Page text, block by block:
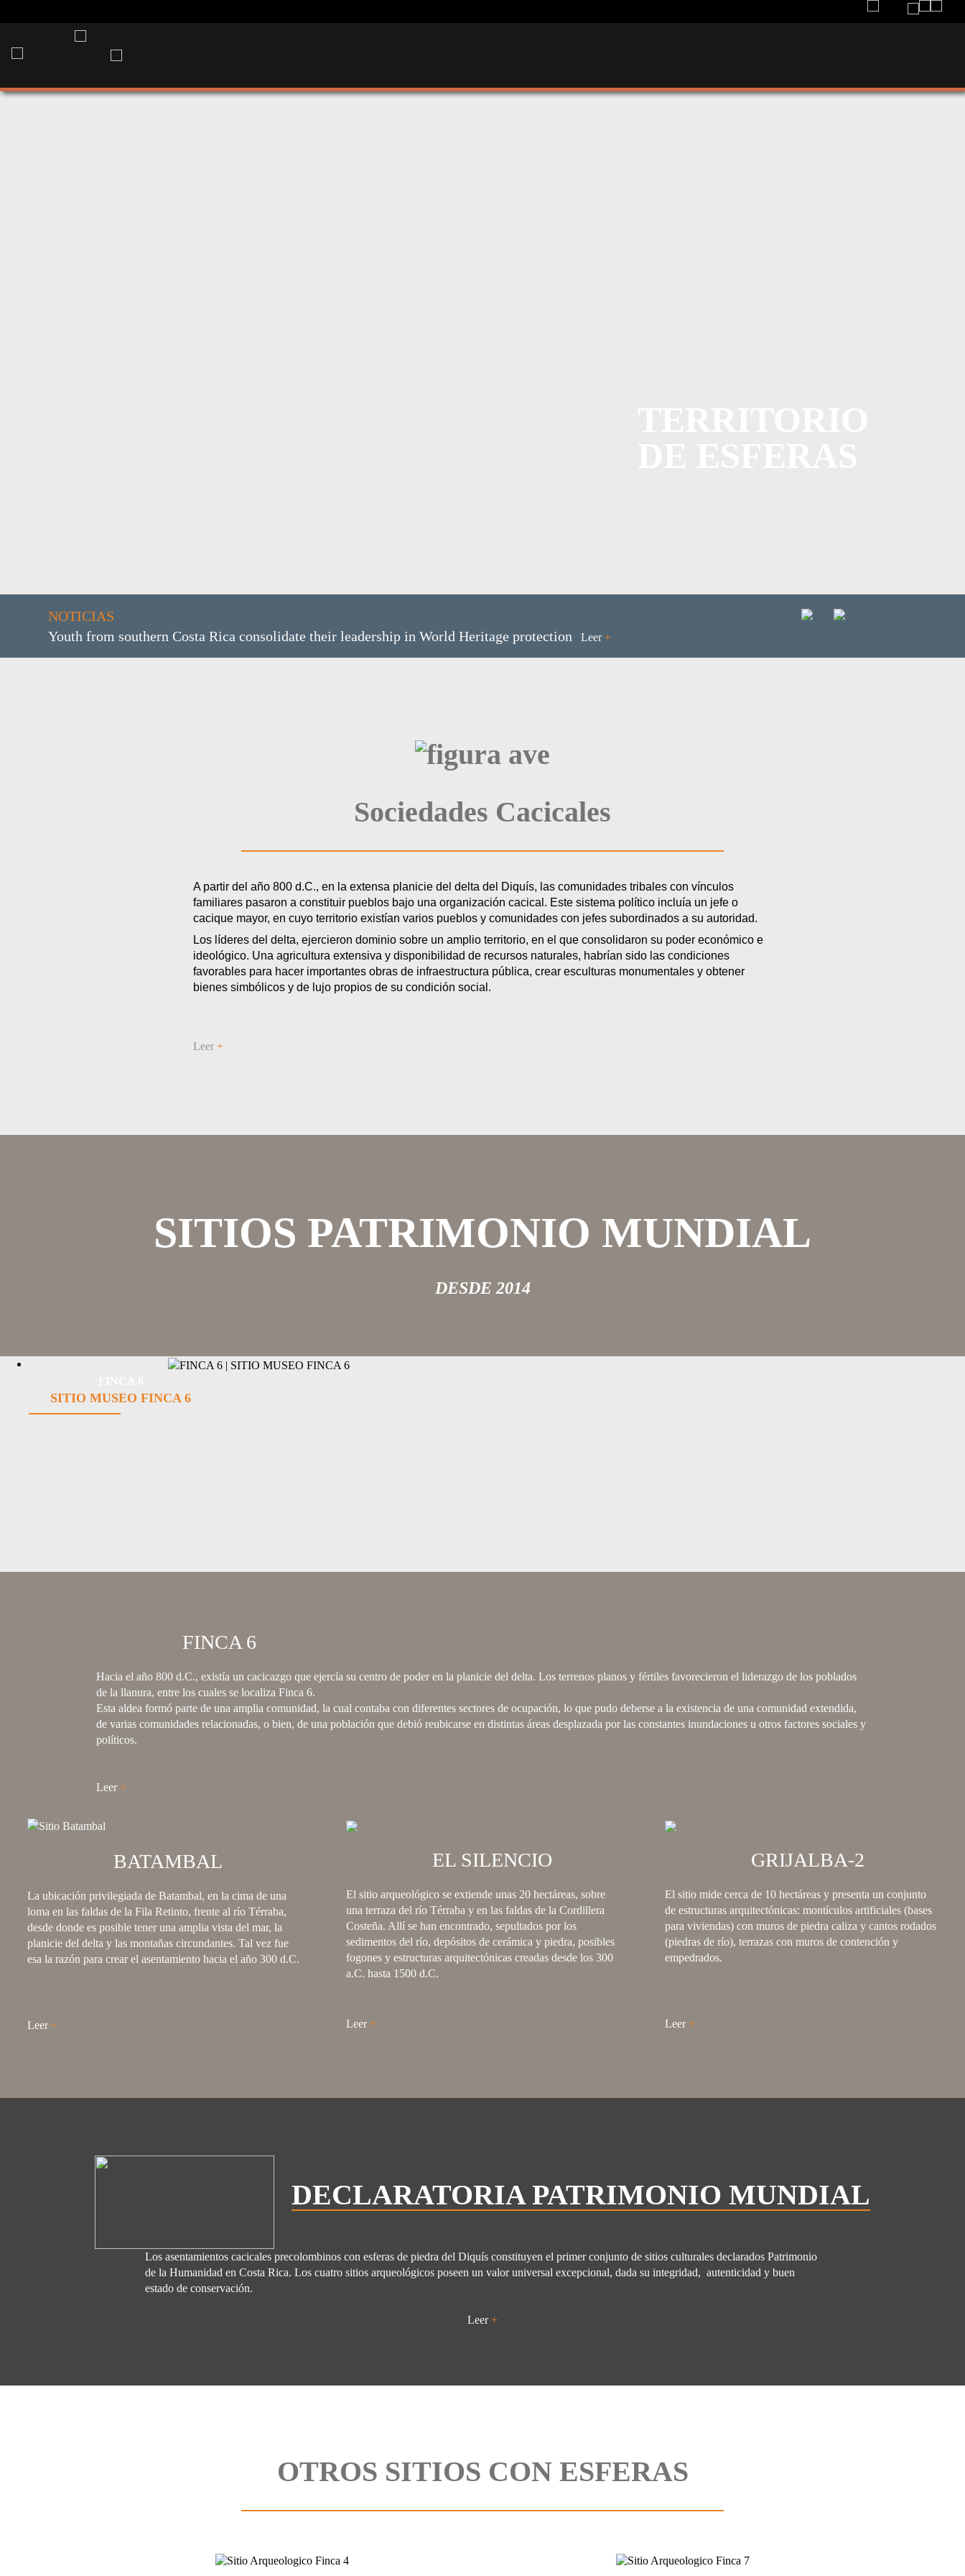
NOTICIAS
Youth from southern Costa Rica consolidate their leadership in World Heritage protection
Leer+
Sociedades Cacicales
A partir del año 800 d.C., en la extensa planicie del delta del Diquís, las comunidades tribales con vínculos
familiares pasaron a constituir pueblos bajo una organización cacical. Este sistema político incluía un jefe o
cacique mayor, en cuyo territorio existían varios pueblos y comunidades con jefes subordinados a su autoridad.
Los líderes del delta, ejercieron dominio sobre un amplio territorio, en el que consolidaron su poder económico e
ideológico. Una agricultura extensiva y disponibilidad de recursos naturales, habrían sido las condiciones
favorables para hacer importantes obras de infraestructura pública, crear esculturas monumentales y obtener
bienes simbólicos y de lujo propios de su condición social.
Leer +
SITIOS PATRIMONIO MUNDIAL
DESDE 2014
SITIO MUSEO FINCA 6
FINCA 6
Hacia el año 800 d.C., existía un cacicazgo que ejercía su centro de poder en la planicie del delta. Los terrenos planos y fértiles favorecieron el liderazgo de los poblados
de la llanura, entre los cuales se localiza Finca 6.
Esta aldea formó parte de una amplia comunidad, la cual contaba con diferentes sectores de ocupación, lo que pudo deberse a la existencia de una comunidad extendida,
de varias comunidades relacionadas, o bien, de una población que debió reubicarse en distintas áreas desplazada por las constantes inundaciones u otros factores sociales y
políticos.
Leer +
BATAMBAL
La ubicación privilegiada de Batambal, en la cima de una
loma en las faldas de la Fila Retinto, frente al río Térraba,
desde donde es posible tener una amplia vista del mar, la
planicie del delta y las montañas circundantes. Tal vez fue
esa la razón para crear el asentamiento hacia el año 300 d.C.
Leer +
EL SILENCIO
El sitio arqueológico se extiende unas 20 hectáreas, sobre
una terraza del río Térraba y en las faldas de la Cordillera
Costeña. Allí se han encontrado, sepultados por los
sedimentos del río, depósitos de cerámica y piedra, posibles
fogones y estructuras arquitectónicas creadas desde los 300
a.C. hasta 1500 d.C.
Leer +
GRIJALBA-2
El sitio mide cerca de 10 hectáreas y presenta un conjunto
de estructuras arquitectónicas: montículos artificiales (bases
para viviendas) con muros de piedra caliza y cantos rodados
(piedras de río), terrazas con muros de contención y
empedrados.
Leer +
DECLARATORIA PATRIMONIO MUNDIAL
Los asentamientos cacicales precolombinos con esferas de piedra del Diquís constituyen el primer conjunto de sitios culturales declarados Patrimonio
de la Humanidad en Costa Rica. Los cuatro sitios arqueológicos poseen un valor universal excepcional, dada su integridad, autenticidad y buen
estado de conservación.
Leer+
OTROS SITIOS CON ESFERAS